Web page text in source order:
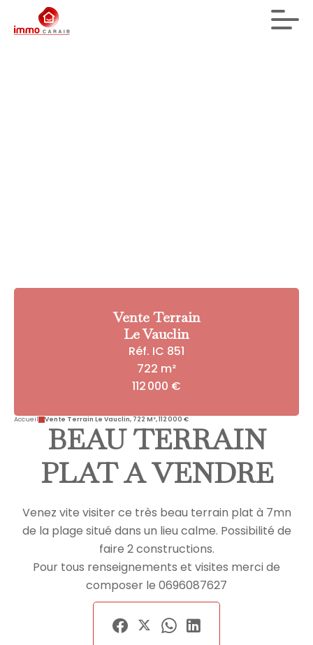
Vente Terrain
Le Vauclin
Réf. IC 851
722 m²
112 000 €
Accueil Vente Terrain Le Vauclin, 722 M², 112 000 €
BEAU TERRAIN
PLAT A VENDRE
Venez vite visiter ce très beau terrain plat à 7mn
de la plage situé dans un lieu calme. Possibilité de
faire 2 constructions.
Pour tous renseignements et visites merci de
composer le 0696087627